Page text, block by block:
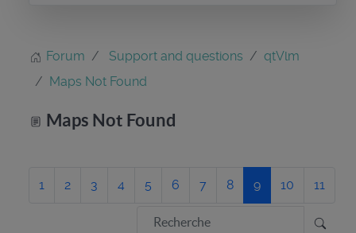
Forum Support and questions
qtVlm
Maps Not Found
Maps Not Found
1 2 3 4 5 6 7 8 9 10 11